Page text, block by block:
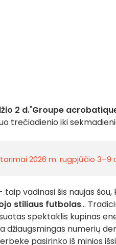
2 d."Groupe
trečiadienio iki
2026 m. rugpjūčio 3–9
vadinasi šis naujas šou,
stiliaus futbolas...
spektaklis kupinas
džiaugsmingas numerių
pasirinko iš minios